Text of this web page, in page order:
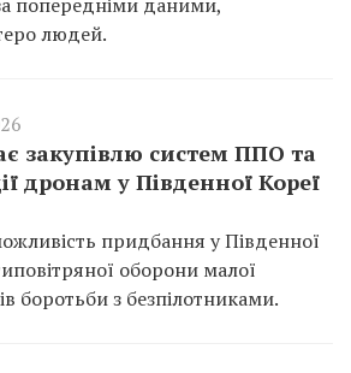
людей.
закупівлю систем ППО та
дронам у Південної Кореї
придбання у Південної
оборони малої
боротьби з безпілотниками.